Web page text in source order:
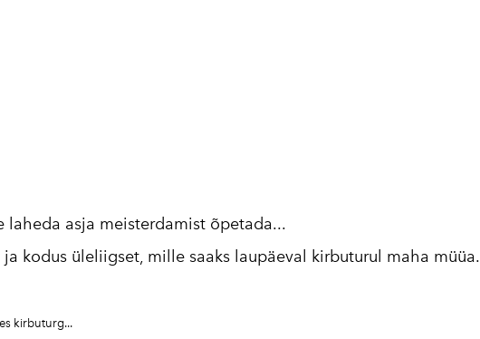
asja meisterdamist õpetada...
kodus üleliigset, mille saaks laupäeval kirbuturul maha müüa.
kirbuturg...